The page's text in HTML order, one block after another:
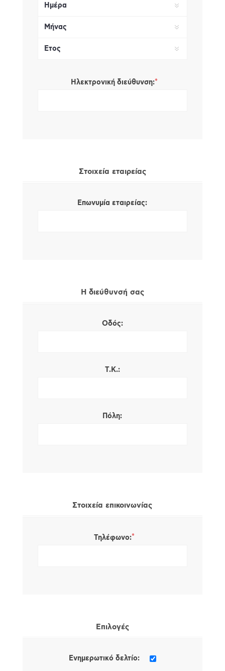
Ηλεκτρονική διεύθυνση:*
Στοιχεία εταιρείας
Επωνυμία εταιρείας:
Η διεύθυνσή σας
Οδός:
Τ.Κ.:
Πόλη:
Στοιχεία επικοινωνίας
Τηλέφωνο:*
Επιλογές
Ενημερωτικό δελτίο: